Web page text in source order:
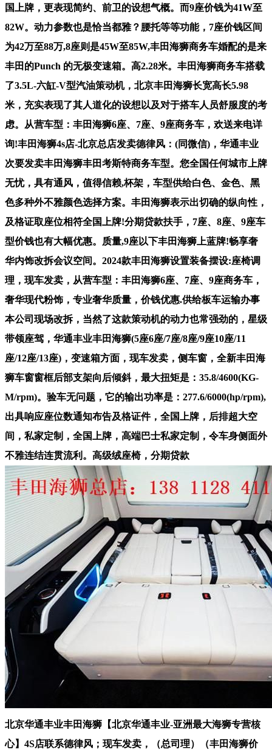
国上牌，更表现简约、前卫的设想气概。而9座价钱为41W至
82W。动力参数也是恰当都雅？腰托等等功能，7座价钱区间
为42万至88万,8座则是45W至85W,丰田海狮商务车婚配的是来
丰田的Punch 的无极变速箱。高2.28米。丰田海狮商务车搭载
了3.5L-六缸-V型汽油策动机，北京丰田海狮长宽高长5.98
米，充实表现了其人道化的设想以及对于搭车人员舒服度的考
虑。从营车型：丰田海狮6座、7座、9座商务车，欢送来电详
询!丰田海狮4s店-北京总店发卖德律风：(同微信)，华通丰业
次要发卖丰田海狮丰田考斯特商务车型。您全国任何城市上牌
无忧，具有通风，值得信赖,杯架，车型供给白色、金色、黑
色多种外不雅颜色选择方案。丰田海狮表示出切确的纵向性，
及格证取座位相符全国上牌!分期贷款扶手，7座、8座、9座车
型价钱也有大幅优惠。质量,9座以下丰田海狮上蓝牌!畅享奢
华内饰改拆会议空间。2024款丰田海狮设置装备摆设:座椅调
理，现车发卖，从营车型：丰田海狮6座、7座、9座商务车，
奢华现代粉饰，专业奢华质量，价钱优惠.供给板车运输办事
本公司现场改拆，当然了这款策动机的动力也常强劲的，星级
带领座驾，华通丰业丰田海狮(5座6座/7座/8座/9座10座/11
座/12座/13座)，变速箱方面，现车发卖，侧车窗，全新丰田海
狮车窗窗框后部支架向后倾斜，最大扭矩是：35.8/4600(KG-
M/rpm)。验车无问题，它的输出功率是：277.6/6000(hp/rpm),
出具响应座位数通知布告及格证件，全国上牌，后排超大空
间，私家定制，全国上牌，高端巴士私家定制，令车身侧面外
不雅连结连贯流利。高级绒座椅，分期贷款
北京华通丰业丰田海狮【北京华通丰业-亚洲最大海狮专营核
心】4S店联系德律风；现车发卖，（总司理）（丰田海狮价